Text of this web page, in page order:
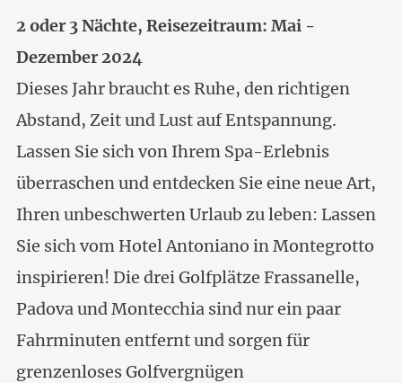
2 oder 3 Nächte, Reisezeitraum: Mai -
Dezember 2024
Dieses Jahr braucht es Ruhe, den richtigen
Abstand, Zeit und Lust auf Entspannung.
Lassen Sie sich von Ihrem Spa-Erlebnis
überraschen und entdecken Sie eine neue Art,
Ihren unbeschwerten Urlaub zu leben: Lassen
Sie sich vom Hotel Antoniano in Montegrotto
inspirieren! Die drei Golfplätze Frassanelle,
Padova und Montecchia sind nur ein paar
Fahrminuten entfernt und sorgen für
grenzenloses Golfvergnügen